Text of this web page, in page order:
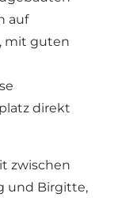
auf
mit guten
direkt
zwischen
und Birgitte,